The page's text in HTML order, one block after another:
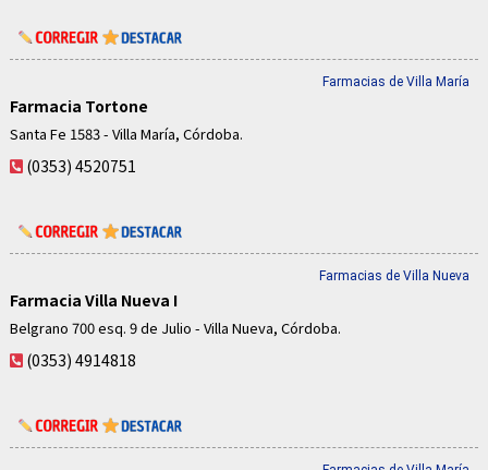
Farmacias de Villa María
Farmacia Tortone
Santa Fe 1583 - Villa María, Córdoba.
(0353) 4520751
Farmacias de Villa Nueva
Farmacia Villa Nueva I
Belgrano 700 esq. 9 de Julio - Villa Nueva, Córdoba.
(0353) 4914818